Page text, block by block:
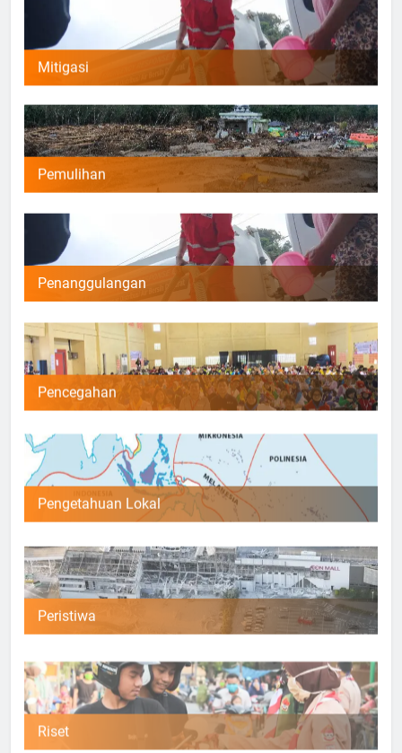
Mitigasi
Pemulihan
Penanggulangan
Pencegahan
Pengetahuan Lokal
Peristiwa
Riset